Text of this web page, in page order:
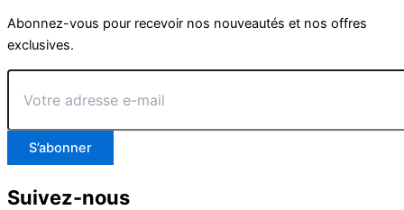
Abonnez-vous pour recevoir nos nouveautés et nos offres
exclusives.
Votre
adresse
mail
S’abonner
Suivez-nous